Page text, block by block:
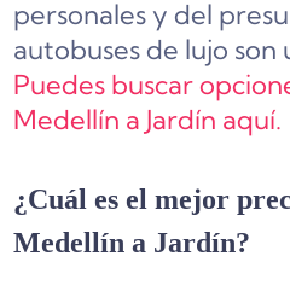
personales y del
autobuses de lujo son
Puedes buscar
Medellín a Jardín aquí.
¿Cuál es el mejor
Medellín a Jardín?